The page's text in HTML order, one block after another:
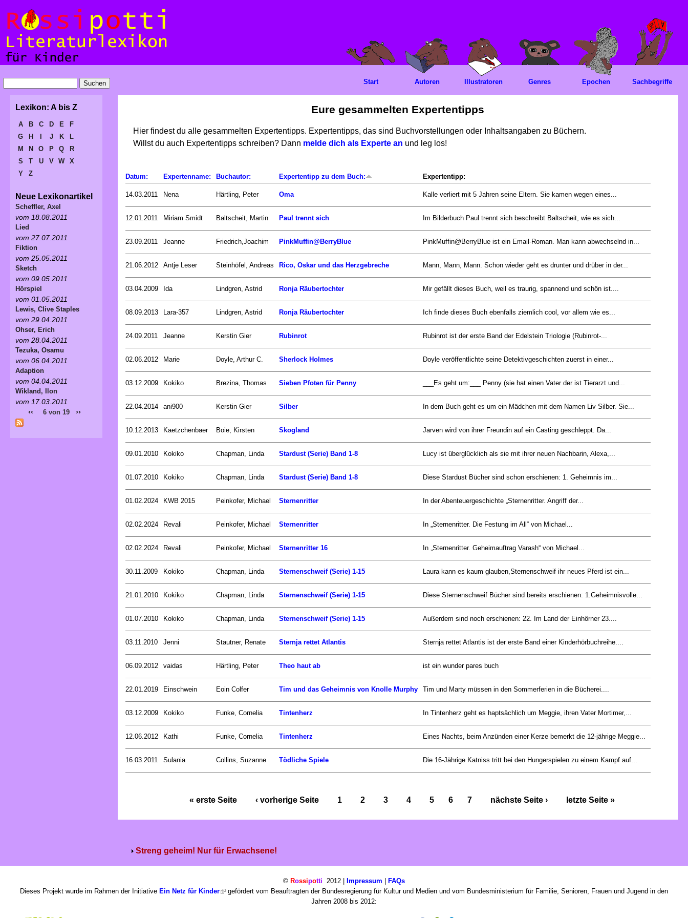
Eure gesammelten Expertentipps
Hier findest du alle gesammelten Expertentipps. Expertentipps, das sind Buchvorstellungen oder Inhaltsangaben zu Büchern.
Willst du auch Expertentipps schreiben? Dann melde dich als Experte an und leg los!
Datum: Expertenname: Buchautor: Expertentipp zu dem Buch: Expertentipp:
14.03.2011 Nena Härtling, Peter Oma Kalle verliert mit 5 Jahren seine Eltern. Sie kamen wegen eines...
12.01.2011 Miriam Smidt Baltscheit, Martin Paul trennt sich Im Bilderbuch Paul trennt sich beschreibt Baltscheit, wie es sich...
23.09.2011 Jeanne Friedrich,Joachim PinkMuffin@BerryBlue PinkMuffin@BerryBlue ist ein Email-Roman. Man kann abwechselnd in...
21.06.2012 Antje Leser Steinhöfel, Andreas Rico, Oskar und das Herzgebreche Mann, Mann, Mann. Schon wieder geht es drunter und drüber in der...
03.04.2009 Ida Lindgren, Astrid Ronja Räubertochter Mir gefällt dieses Buch, weil es traurig, spannend und schön ist....
08.09.2013 Lara-357 Lindgren, Astrid Ronja Räubertochter Ich finde dieses Buch ebenfalls ziemlich cool, vor allem wie es...
24.09.2011 Jeanne Kerstin Gier Rubinrot Rubinrot ist der erste Band der Edelstein Triologie (Rubinrot-...
02.06.2012 Marie Doyle, Arthur C. Sherlock Holmes Doyle veröffentlichte seine Detektivgeschichten zuerst in einer...
03.12.2009 Kokiko Brezina, Thomas Sieben Pfoten für Penny ___Es geht um:___ Penny (sie hat einen Vater der ist Tierarzt und...
22.04.2014 ani900 Kerstin Gier Silber In dem Buch geht es um ein Mädchen mit dem Namen Liv Silber. Sie...
10.12.2013 Kaetzchenbaer Boie, Kirsten Skogland Jarven wird von ihrer Freundin auf ein Casting geschleppt. Da...
09.01.2010 Kokiko Chapman, Linda Stardust (Serie) Band 1-8 Lucy ist überglücklich als sie mit ihrer neuen Nachbarin, Alexa,...
01.07.2010 Kokiko Chapman, Linda Stardust (Serie) Band 1-8 Diese Stardust Bücher sind schon erschienen: 1. Geheimnis im...
01.02.2024 KWB 2015 Peinkofer, Michael Sternenritter In der Abenteuergeschichte „Sternenritter. Angriff der...
02.02.2024 Revali Peinkofer, Michael Sternenritter In „Sternenritter. Die Festung im All“ von Michael...
02.02.2024 Revali Peinkofer, Michael Sternenritter 16 In „Sternenritter. Geheimauftrag Varash“ von Michael...
30.11.2009 Kokiko Chapman, Linda Sternenschweif (Serie) 1-15 Laura kann es kaum glauben,Sternenschweif ihr neues Pferd ist ein...
21.01.2010 Kokiko Chapman, Linda Sternenschweif (Serie) 1-15 Diese Sternenschweif Bücher sind bereits erschienen: 1.Geheimnisvolle...
01.07.2010 Kokiko Chapman, Linda Sternenschweif (Serie) 1-15 Außerdem sind noch erschienen: 22. Im Land der Einhörner 23....
03.11.2010 Jenni Stautner, Renate Sternja rettet Atlantis Sternja rettet Atlantis ist der erste Band einer Kinderhörbuchreihe....
06.09.2012 vaidas Härtling, Peter Theo haut ab ist ein wunder pares buch
22.01.2019 Einschwein Eoin Colfer Tim und das Geheimnis von Knolle Murphy Tim und Marty müssen in den Sommerferien in die Bücherei....
03.12.2009 Kokiko Funke, Cornelia Tintenherz In Tintenherz geht es haptsächlich um Meggie, ihren Vater Mortimer,...
12.06.2012 Kathi Funke, Cornelia Tintenherz Eines Nachts, beim Anzünden einer Kerze bemerkt die 12-jährige Meggie...
16.03.2011 Sulania Collins, Suzanne Tödliche Spiele Die 16-Jährige Katniss tritt bei den Hungerspielen zu einem Kampf auf...
« erste Seite ‹ vorherige Seite 1 2 3 4 5 6 7 nächste Seite › letzte Seite »
Streng geheim! Nur für Erwachsene!
Start Autoren Illustratoren Genres Epochen Sachbegriffe
Lexikon: A bis Z
A B C D E
F
G
H J K
L
M
N O P Q
R
S
T U V W
X
Y
Z
Neue Lexikonartikel
Scheffler, Axel
vom 18.08.2011
Lied
vom 27.07.2011
Fiktion
vom 25.05.2011
Sketch
vom 09.05.2011
Hörspiel
vom 01.05.2011
Lewis, Clive Staples
vom 29.04.2011
Ohser, Erich
vom 28.04.2011
Tezuka, Osamu
vom 06.04.2011
Adaption
vom 04.04.2011
Wikland, Ilon
vom 17.03.2011
‹‹ 6 von 19 ››
© Rossipotti 2012 | Impressum | FAQs
Dieses Projekt wurde im Rahmen der Initiative Ein Netz für Kinder
gefördert vom Beauftragten der Bundesregierung für Kultur und Medien und vom Bundesministerium für Familie, Senioren, Frauen und Jugend in den
Jahren 2008 bis 2012: